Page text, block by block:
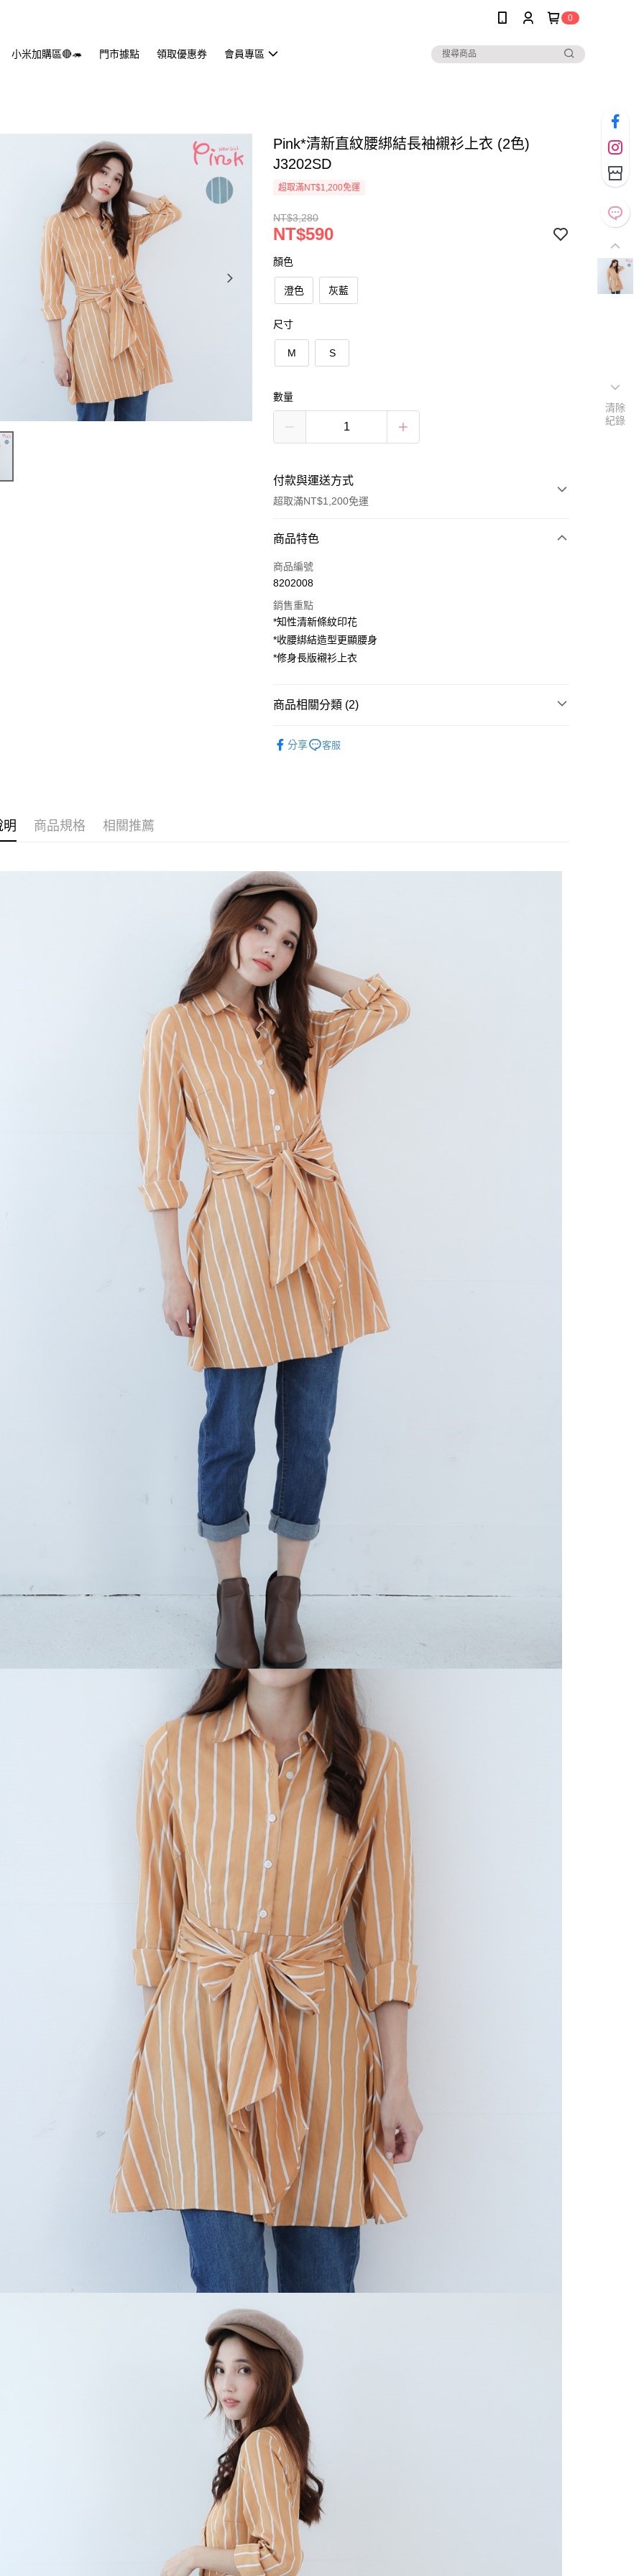
0
小米加購區🔴🦔 門市據點 領取優惠券 會員專區
Pink*清新直紋腰綁結長袖襯衫上衣 (2色)
J3202SD
超取滿NT$1,200免運
NT$3,280
NT$590
顏色
澄色 灰藍
尺寸
M S
數量
付款與運送方式
超取滿NT$1,200免運
付款方式
信用卡一次付款
LINE Pay
Apple Pay
悠遊付
相關說明
付」結帳頁面，進行簡訊認證並確認金額後，即可完成結帳。
２．訂單成立數日內，您將收到繳費通知簡訊。
３．收到繳費通知簡訊後14天內，點擊此簡訊中的連結，可透過四大超商
／ATM／網路銀行／等多元方式進行付款，方視為交易完成。
※ 請注意：結帳手續完成當下不需立刻繳費，但若您需要取消訂單，請聯
絡購買商品的店家。未經商家同意取消之訂單仍視為有效，需透過AFTEE
先享後付繳納相關費用。
※ 交易是否成功請以「AFTEE先享後付 」之結帳頁面顯示為準，若有關於
是否繳費成功／繳費後需取消欲退款等相關疑問，請聯繫「AFTEE先享後
付客戶支援中心」
https://netprotections.freshdesk.com/support/home
【注意事項】
１．透過由恩沛科技股份有限公司提供之「AFTEE先享後付」服務完成之
交易，需依本服務之必要範圍內提供個人資料，並將交易相關給付款項請
求債權轉讓予恩沛科技股份有限公司。
２．關於個人資料處理事宜，請瀏覽以下網址：
https://aftee.tw/terms/#terms3
３．未成年的使用者請事先徵得法定代理人或監護人之同意方可使用
「AFTEE先享後付」，若未經同意申辦者引起之損失，本公司不負相關責
任。
４．使用「AFTEE先享後付」時，將依據個別帳號之用戶狀況，依本公司
即時審查核予不同之上限額度；若仍有額度不足之情形，本公司將視審查
結果請求用戶進行身份認證。
５．嚴禁一人註冊多個帳號或使用他人資訊註冊。若發現惡意使用之情
形，恩沛科技股份有限公司將有權停止該用戶之使用額度並採取法律行
動。
7-11付款取貨
每筆NT$80，滿NT$1,200(含以上)免運費
宅配
每筆NT$80，滿NT$1,200(含以上)免運費
付款後門市自取
免運費
商品特色
商品編號
8202008
銷售重點
*知性清新條紋印花
*收腰綁結造型更顯腰身
*修身長版襯衫上衣
商品相關分類 (2)
分享 客服
明 商品規格 相關推薦
清除
紀錄